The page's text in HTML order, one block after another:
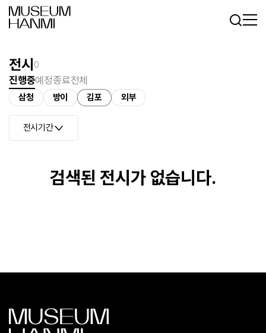
전시 0
진행중예정종료전체
삼청 방이 김포 외부
전시기간
검색된 전시가 없습니다.